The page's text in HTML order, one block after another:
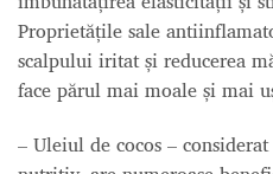
Proprietățile sale
scalpului iritat și reducerea
face părul mai moale și mai
– Uleiul de cocos –